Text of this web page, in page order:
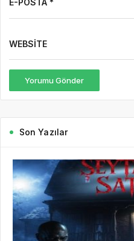
E-POSTA *
WEBSITE
Yorumu Gönder
Son Yazılar